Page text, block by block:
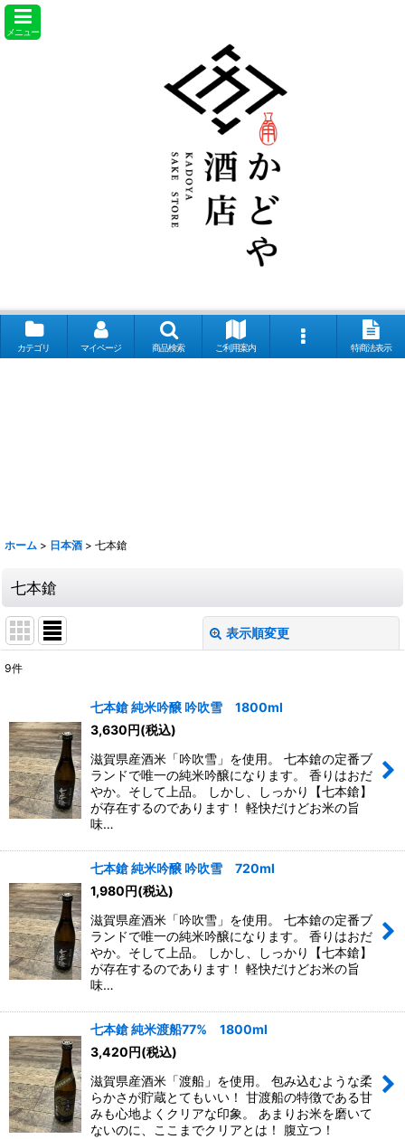
メニュー
カテゴリ マイページ 商品検索 ご利用案内 特商法表示
ホーム > 日本酒 > 七本鎗
七本鎗
表示順変更
並び順:
絞り込む
9件
七本鎗 純米吟醸 吟吹雪 1800ml
3,630円(税込)
滋賀県産酒米「吟吹雪」を使用。 七本鎗の定番ブ
ランドで唯一の純米吟醸になります。 香りはおだ
やか。そして上品。 しかし、しっかり【七本鎗】
が存在するのであります！ 軽快だけどお米の旨
味…
七本鎗 純米吟醸 吟吹雪 720ml
1,980円(税込)
滋賀県産酒米「吟吹雪」を使用。 七本鎗の定番ブ
ランドで唯一の純米吟醸になります。 香りはおだ
やか。そして上品。 しかし、しっかり【七本鎗】
が存在するのであります！ 軽快だけどお米の旨
味…
七本鎗 純米渡船77% 1800ml
3,420円(税込)
滋賀県産酒米「渡船」を使用。 包み込むような柔
らかさが貯蔵とてもいい！ 甘渡船の特徴である甘
みも心地よくクリアな印象。 あまりお米を磨いて
ないのに、ここまでクリアとは！ 腹立つ！